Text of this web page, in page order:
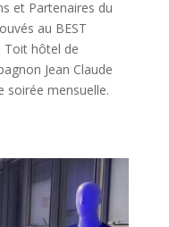
et Partenaires du
au BEST
Toit hôtel de
Jean Claude
soirée mensuelle.